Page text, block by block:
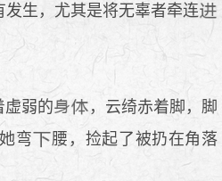
发生，尤其是将无辜者牵连
弱的
，云绮赤着脚，脚
弯
腰，捡起了被扔在角落